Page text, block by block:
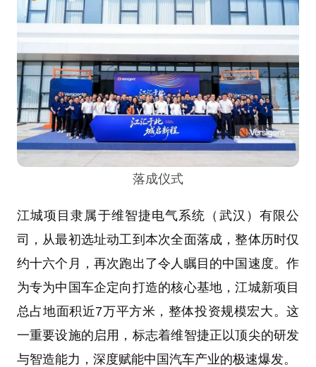
落成仪式
江城项目隶属于维智捷电气系统（武汉）有限公
司，从最初选址动工到本次全面落成，整体历时仅
约十六个月，再次跑出了令人瞩目的中国速度。作
为专为中国车企定向打造的核心基地，江城新项目
总占地面积近7万平方米，整体投资规模宏大。这
一重要设施的启用，标志着维智捷正以顶尖的研发
与智造能力，深度赋能中国汽车产业的极速爆发。